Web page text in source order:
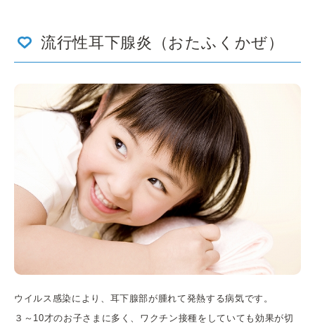
流行性耳下腺炎（おたふくかぜ）
ウイルス感染により、耳下腺部が腫れて発熱する病気です。
３～10才のお子さまに多く、ワクチン接種をしていても効果が切